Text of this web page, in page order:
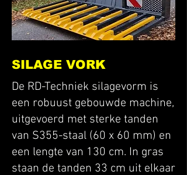
SILAGE VORK
De RD-Techniek silagevorm is
een robuust gebouwde machine,
uitgevoerd met sterke tanden
van S355-staal (60 x 60 mm) en
een lengte van 130 cm. In gras
staan de tanden 33 cm uit elkaar